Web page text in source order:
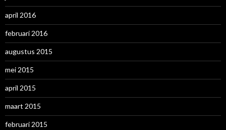
april 2016
februari 2016
augustus 2015
mei 2015
april 2015
maart 2015
februari 2015